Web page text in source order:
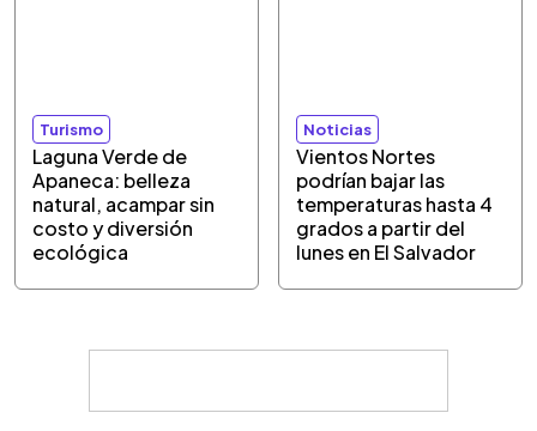
Turismo
Laguna Verde de
Apaneca: belleza
natural, acampar sin
costo y diversión
ecológica
Noticias
Vientos Nortes
podrían bajar las
temperaturas hasta 4
grados a partir del
lunes en El Salvador